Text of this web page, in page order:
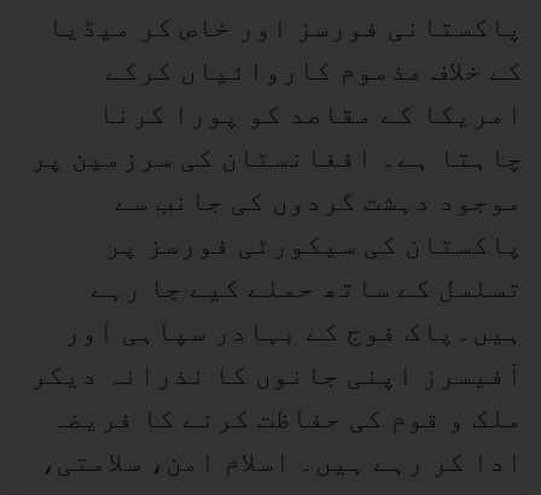
پاکستانی فورسز اور خاص کر میڈیا
کے خلاف مذموم کاروائیاں کرکے
امریکا کے مقاصد کو پورا کرنا
چاہتا ہے۔ افغانستان کی سرزمین پر
موجود دہشت گردوں کی جانب سے
پاکستان کی سیکورٹی فورسز پر
تسلسل کے ساتھ حملے کیے جا رہے
ہیں۔پاک فوج کے بہادر سپاہی اور
آفیسرز اپنی جانوں کا نذرانہ دیکر
ملک و قوم کی حفاظت کرنے کا فریضہ
ادا کر رہے ہیں۔ اسلام امن، سلامتی،